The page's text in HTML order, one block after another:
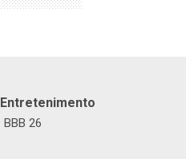
Entretenimento
BBB 26